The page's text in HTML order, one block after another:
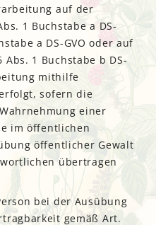
auf der
1 Buchstabe a DS-
a DS-GVO oder auf
1 Buchstabe b DS-
mithilfe
sofern die
einer
im öffentlichen
öffentlicher Gewalt
übertragen
bei der Ausübung
gemäß Art.